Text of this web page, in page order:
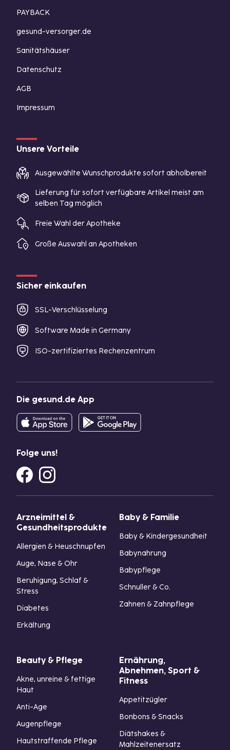
PAYBACK
gesund-versorger.de
Sanitätshäuser
Datenschutz
AGB
Impressum
Unsere Vorteile
Ausgewählte Wunschprodukte sofort abholbereit
Lieferung für sofort verfügbare Artikel meist am
selben Tag möglich
Freie Wahl der Apotheke
Große Auswahl an Apotheken
Sicher einkaufen
SSL-Verschlüsselung
Software Made in Germany
ISO-zertifiziertes Rechenzentrum
Die gesund.de App
Folge uns!
Arzneimittel &
Gesundheitsprodukte
Allergien & Heuschnupfen
Auge, Nase & Ohr
Beruhigung, Schlaf &
Stress
Diabetes
Erkältung
Baby & Familie
Baby & Kindergesundheit
Babynahrung
Babypflege
Schnuller & Co.
Zahnen & Zahnpflege
Beauty & Pflege
Akne, unreine & fettige
Haut
Anti-Age
Augenpflege
Hautstraffende Pflege
Ernährung,
Abnehmen, Sport &
Fitness
Appetitzügler
Bonbons & Snacks
Diätshakes &
Mahlzeitenersatz